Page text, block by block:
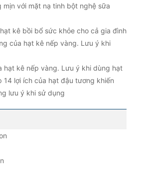
mịn với mặt nạ tinh bột nghệ sữa
kê bồi bổ sức khỏe cho cả gia đình
của hạt kê nếp vàng. Lưu ý khi
hạt kê nếp vàng. Lưu ý khi dùng hạt
14 lợi ích của hạt đậu tương khiến
lưu ý khi sử dụng